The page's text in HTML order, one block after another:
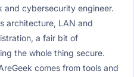
and cybersecurity engineer.
architecture, LAN and
a fair bit of
the whole thing secure.
comes from tools and